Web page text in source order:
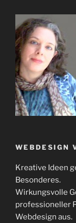
WEBDESIGN
Kreative Ideen
Besonderes.
Wirkungsvolle
professioneller
Webdesign aus.